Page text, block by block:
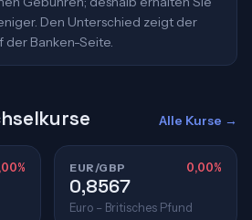
Den Unterschied zeigt der
Banken-Seite.
Alle Kurse →
EUR/GBP 0,00%
0,8567
Euro – Britisches Pfund